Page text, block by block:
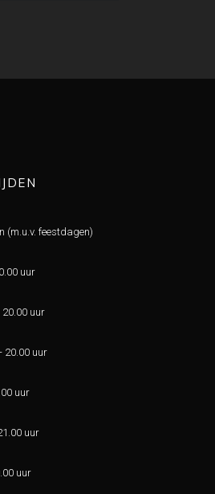
(m.u.v. feestdagen)
uur
20.00 uur
20.00 uur
uur
uur
uur